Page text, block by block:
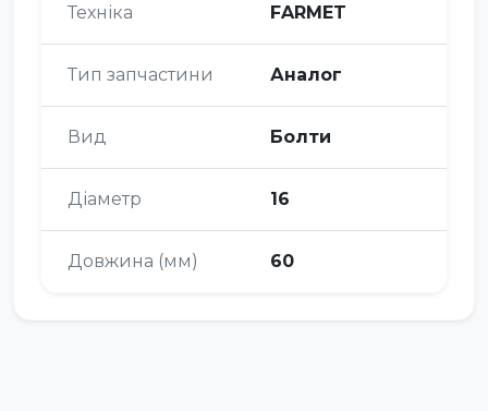
Техніка FARMET
Тип запчастини Аналог
Вид Болти
Діаметр 16
Довжина (мм) 60